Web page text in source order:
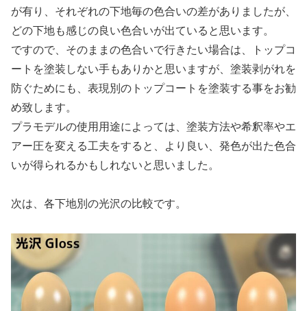
が有り、それぞれの下地毎の色合いの差がありましたが、
どの下地も感じの良い色合いが出ていると思います。
ですので、そのままの色合いで行きたい場合は、トップコ
ートを塗装しない手もありかと思いますが、塗装剥がれを
防ぐためにも、表現別のトップコートを塗装する事をお勧
め致します。
プラモデルの使用用途によっては、塗装方法や希釈率やエ
アー圧を変える工夫をすると、より良い、発色が出た色合
いが得られるかもしれないと思いました。
次は、各下地別の光沢の比較です。